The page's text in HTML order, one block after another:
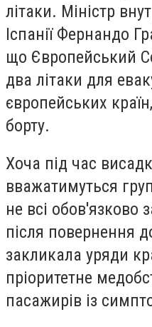
літаки. Міністр
Іспанії Фернандо
що Європейський
два літаки для
європейських
борту.
Хоча під час
вважатимуться
не всі обов'язково
після повернення
закликала уряди
пріоритетне
пасажирів із